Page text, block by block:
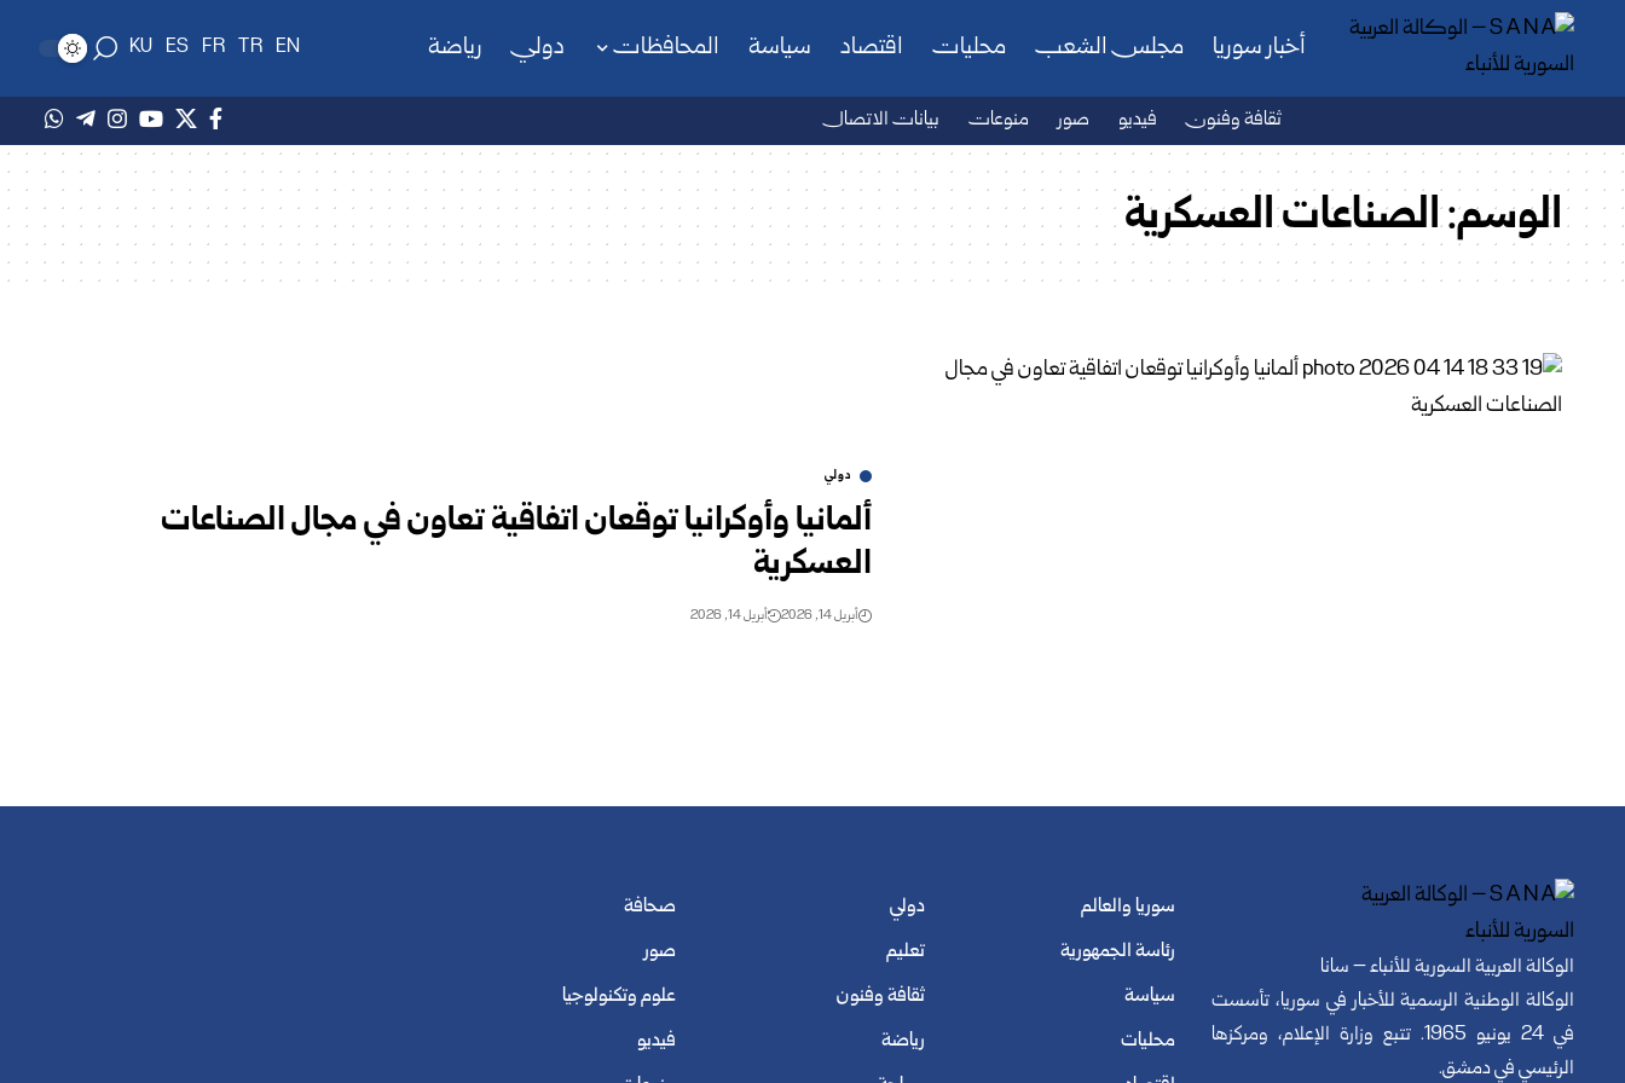
أخبار سوريا مجلس الشعب محليات اقتصاد سياسة المحافظات دولي رياضة EN
TR
FR
ES
KU
ثقافة وفنون فيديو صور منوعات بيانات الاتصال
الوسم:الصناعات العسكرية
دولي
ألمانيا وأوكرانيا توقعان اتفاقية تعاون في مجال الصناعات
العسكرية
أبريل 14, 2026 أبريل 14, 2026
الوكالة العربية السورية للأنباء – سانا
الوكالة الوطنية الرسمية للأخبار في سوريا، تأسست
في 24 يونيو 1965. تتبع وزارة الإعلام، ومركزها
الرئيسي في دمشق.
سوريا والعالم
رئاسة الجمهورية
سياسة
محليات
دولي
تعليم
ثقافة وفنون
رياضة
صحافة
صور
علوم وتكنولوجيا
فيديو